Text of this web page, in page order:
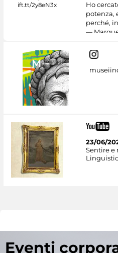
Ho
potenza,
perché,
—
23/06/
Sentire e
Eventi